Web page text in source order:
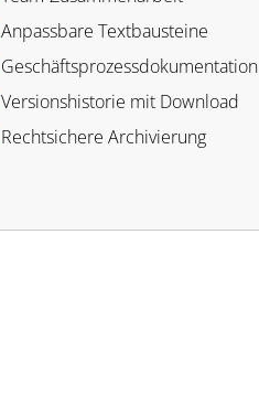
Anpassbare Textbausteine
Geschäftsprozessdokumentation
Versionshistorie mit Download
Rechtsichere Archivierung